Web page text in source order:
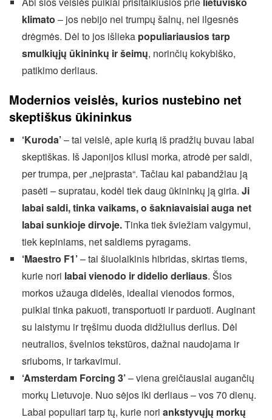
klimato – jos nebijo nei trumpų šalnų, nei ilgesnės
drėgmės. Dėl to jos išlieka populiariausios tarp
smulkiųjų ūkininkų ir šeimų, norinčių kokybiško,
patikimo derliaus.
Modernios veislės, kurios nustebino net
skeptiškus ūkininkus
‘Kuroda’– tai veislė, apie kurią iš pradžių buvau labai
skeptiškas. Iš Japonijos kilusi morka, atrodė per saldi,
per trumpa, per „neįprasta“. Tačiau kai pabandžiau ją
pasėti – supratau, kodėl tiek daug ūkininkų ją giria. Ji
labai saldi, tinka vaikams, o šakniavaisiai auga net
labai sunkioje dirvoje.Tinka tiek šviežiam valgymui,
tiek kepiniams, net saldiems pyragams.
‘Maestro F1’– tai šiuolaikinis hibridas, skirtas tiems,
kurie nori labai vienodo ir didelio derliaus. Šios
morkos užauga didelės, idealiai vienodos formos,
puikiai tinka pakuoti, transportuoti ir parduoti. Auginant
su laistymu ir tręšimu duoda didžiulius derlius. Dėl
neutralios, švelnios tekstūros, dažnai naudojama ir
sriuboms, ir tarkavimui.
‘Amsterdam Forcing 3’– viena greičiausiai augančių
morkų Lietuvoje. Nuo sėjos iki derliaus – vos 70 dienų.
Labai populiari tarp tų, kurie nori ankstyvųjų morkų